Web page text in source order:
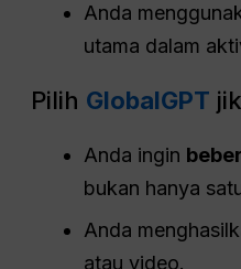
Anda
utama dalam
Pilih GlobalGPT
Anda ingin
bukan hanya
Anda
atau video.